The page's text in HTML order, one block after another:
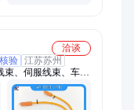
洽谈
验 江苏苏州
束、伺服线束、车灯
线